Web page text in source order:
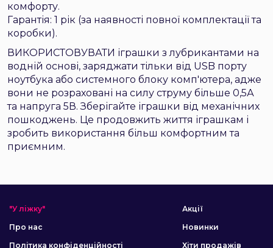
комфорту.
Гарантія: 1 рік (за наявності повної комплектації та
коробки).
ВИКОРИСТОВУВАТИ іграшки з лубрикантами на
водній основі, заряджати тільки від USB порту
ноутбука або системного блоку комп'ютера, адже
вони не розраховані на силу струму більше 0,5А
та напруга 5В. Зберігайте іграшки від механічних
пошкоджень. Це продовжить життя іграшкам і
зробить використання більш комфортним та
приємним.
"У ліжку"
Про нас
Політика конфіденційності
Акції
Новинки
Хіти продажів